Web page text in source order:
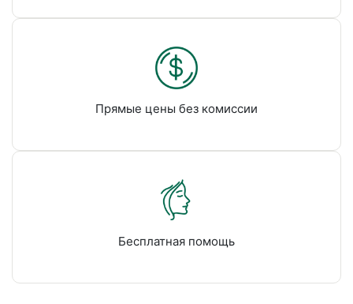
Прямые цены без комиссии
Бесплатная помощь